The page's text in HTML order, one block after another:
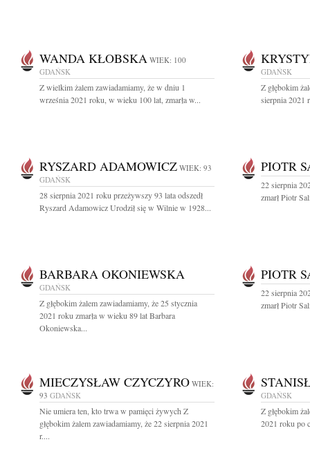
WANDA KŁOBSKA WIEK: 100
GDAŃSK
Z wielkim żalem zawiadamiamy, że w dniu 1
września 2021 roku, w wieku 100 lat, zmarła w...
GDAŃSK
Z głębokim
sierpnia 2021
RYSZARD ADAMOWICZ WIEK: 93
GDAŃSK
28 sierpnia 2021 roku przeżywszy 93 lata odszedł
Ryszard Adamowicz Urodził się w Wilnie w 1928...
PIOTR
22 sierpnia
zmarł Piotr
BARBARA OKONIEWSKA
GDAŃSK
Z głębokim żalem zawiadamiamy, że 25 stycznia
2021 roku zmarła w wieku 89 lat Barbara
Okoniewska...
PIOTR
22 sierpnia
zmarł Piotr
MIECZYSŁAW CZYCZYRO WIEK:
93 GDAŃSK
Nie umiera ten, kto trwa w pamięci żywych Z
głębokim żalem zawiadamiamy, że 22 sierpnia 2021
r....
GDAŃSK
Z głębokim
2021 roku po